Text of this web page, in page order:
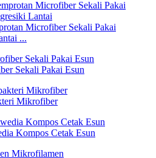
Microfiber Sekali Pakai
...
Sekali Pakai Esun
Mikrofiber
Kompos Cetak Esun